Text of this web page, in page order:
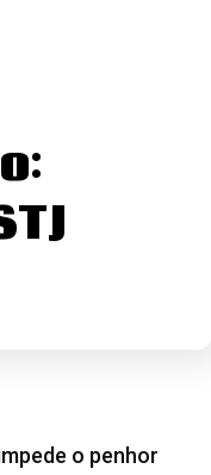
o penhor